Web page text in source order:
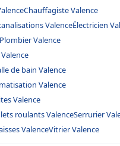
Chauffagiste Valence
ValenceÉlectricien
Plombier Valence
de bain Valence
Valence
Valence
roulants ValenceSerrurier
ValenceVitrier Valence